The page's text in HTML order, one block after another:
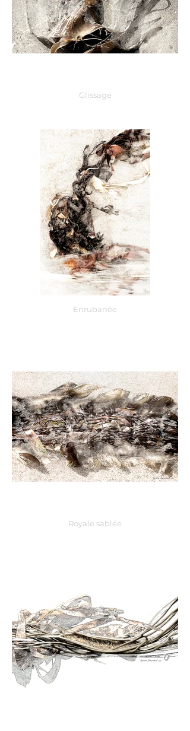
Glissage
Enrubanée
Royale sablée